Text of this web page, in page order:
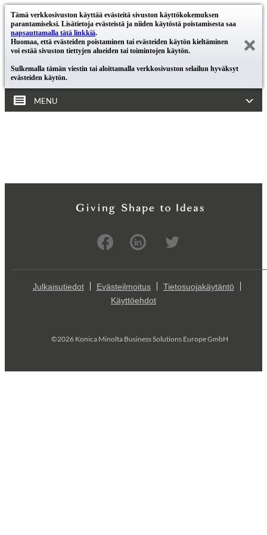
Tämä verkkosivuston käyttää evästeitä sivuston käyttökokemuksen
parantamiseksi. Lisätietoja evästeistä ja niiden käytöstä poistamisesta saa
napsauttamalla tätä linkkiä.
Huomaa, että evästeiden poistaminen tai evästeiden käytön kieltäminen
voi estää sivuston tiettyjen alueiden tai toimintojen käytön.
Sulkemalla tämän viestin tai aloittamalla verkkosivuston selailun hyväksyt
evästeiden käytön.
MENU
Julkaisutiedot Evästeilmoitus
Tietosuojakäytäntö
Käyttöehdot
©2026 Konica Minolta Business Solutions Europe GmbH